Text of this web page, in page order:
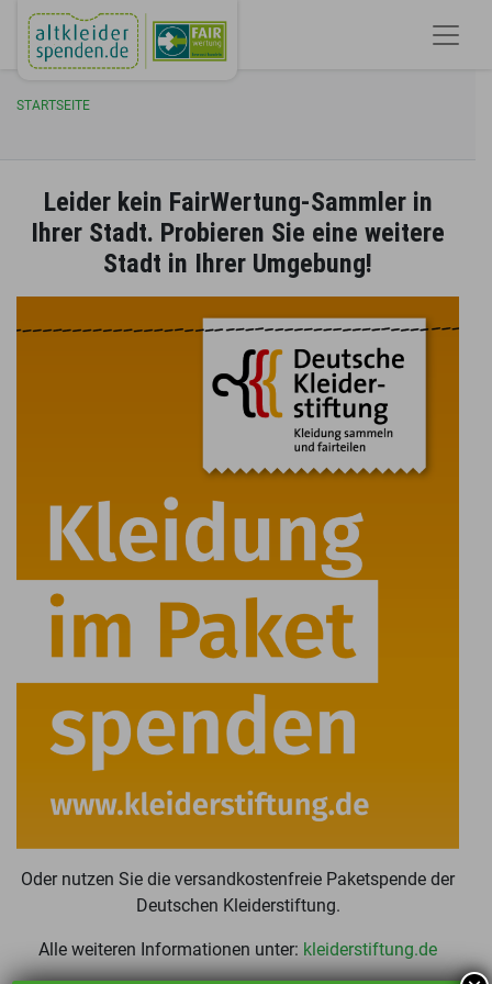
STARTSEITE
Leider kein FairWertung-Sammler in
Ihrer Stadt. Probieren Sie eine weitere
Stadt in Ihrer Umgebung!
Oder nutzen Sie die versandkostenfreie Paketspende der
Deutschen Kleiderstiftung.
Alle weiteren Informationen unter: kleiderstiftung.de